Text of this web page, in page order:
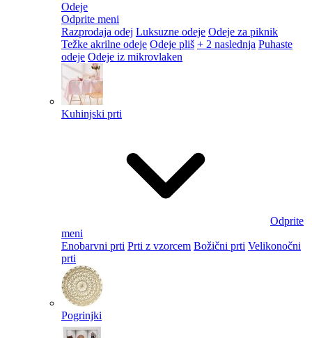
Odeje
Odprite meni
Razprodaja odej Luksuzne odeje Odeje za piknik
Težke akrilne odeje Odeje pliš + 2 naslednja Puhaste
odeje Odeje iz mikrovlaken
Kuhinjski prti
Odprite
meni
Enobarvni prti Prti z vzorcem Božični prti Velikonočni
prti​
Pogrinjki